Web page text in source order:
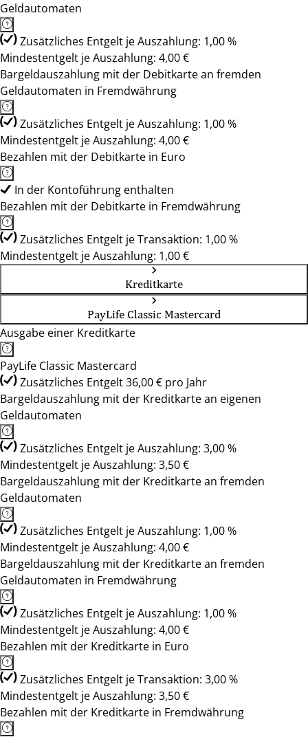
Geldautomaten
Zusätzliches Entgelt je Auszahlung: 1,00 %
Mindestentgelt je Auszahlung: 4,00 €
Bargeldauszahlung mit der Debitkarte an fremden
Geldautomaten in Fremdwährung
Zusätzliches Entgelt je Auszahlung: 1,00 %
Mindestentgelt je Auszahlung: 4,00 €
Bezahlen mit der Debitkarte in Euro
In der Kontoführung enthalten
Bezahlen mit der Debitkarte in Fremdwährung
Zusätzliches Entgelt je Transaktion: 1,00 %
Mindestentgelt je Auszahlung: 1,00 €
Kreditkarte
PayLife Classic Mastercard
Ausgabe einer Kreditkarte
PayLife Classic Mastercard
Zusätzliches Entgelt 36,00 € pro Jahr
Bargeldauszahlung mit der Kreditkarte an eigenen
Geldautomaten
Zusätzliches Entgelt je Auszahlung: 3,00 %
Mindestentgelt je Auszahlung: 3,50 €
Bargeldauszahlung mit der Kreditkarte an fremden
Geldautomaten
Zusätzliches Entgelt je Auszahlung: 1,00 %
Mindestentgelt je Auszahlung: 4,00 €
Bargeldauszahlung mit der Kreditkarte an fremden
Geldautomaten in Fremdwährung
Zusätzliches Entgelt je Auszahlung: 1,00 %
Mindestentgelt je Auszahlung: 4,00 €
Bezahlen mit der Kreditkarte in Euro
Zusätzliches Entgelt je Transaktion: 3,00 %
Mindestentgelt je Auszahlung: 3,50 €
Bezahlen mit der Kreditkarte in Fremdwährung